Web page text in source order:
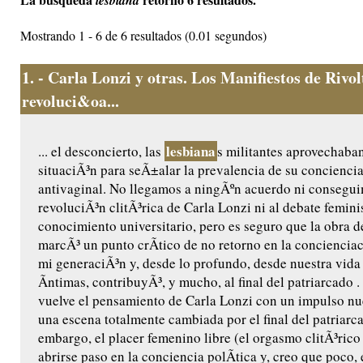
Mostrando 1 - 6 de 6 resultados (0.01 segundos)
1. - Carla Lonzi y otras. Los Manifiestos de
revoluci&oa...
... el desconcierto, las lesbianas militantes
situaciÃ³n para seÃ±alar la prevalencia de su
antivaginal. No llegamos a ningÃºn acuerdo ni
revoluciÃ³n clitÃ³rica de Carla Lonzi ni al debate
conocimiento universitario, pero es seguro que la obra
marcÃ³ un punto crÃ­tico de no retorno en la
mi generaciÃ³n y, desde lo profundo, desde nuestra
Ã­ntimas, contribuyÃ³, y mucho, al final del patriarcado .
vuelve el pensamiento de Carla Lonzi con un impulso
una escena totalmente cambiada por el final del
embargo, el placer femenino libre (el orgasmo
abrirse paso en la conciencia polÃ­tica y, creo que poco,